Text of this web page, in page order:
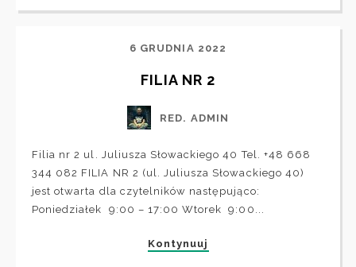
6 GRUDNIA 2022
FILIA NR 2
RED. ADMIN
Filia nr 2 ul. Juliusza Słowackiego 40 Tel. +48 668
344 082 FILIA NR 2 (ul. Juliusza Słowackiego 40)
jest otwarta dla czytelników następująco:
Poniedziałek 9:00 – 17:00 Wtorek 9:00...
Kontynuuj